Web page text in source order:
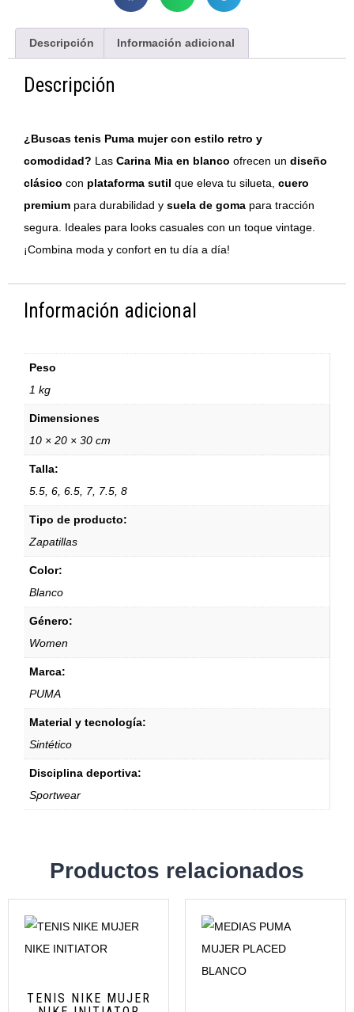
Descripción Información adicional
Descripción
¿Buscas tenis Puma mujer con estilo retro y
comodidad? Las Carina Mia en blanco ofrecen un diseño
clásico con plataforma sutil que eleva tu silueta, cuero
premium para durabilidad y suela de goma para tracción
segura. Ideales para looks casuales con un toque vintage.
¡Combina moda y confort en tu día a día!
Información adicional
Peso
1 kg
Dimensiones
10 × 20 × 30 cm
Talla:
5.5, 6, 6.5, 7, 7.5, 8
Tipo de producto:
Zapatillas
Color:
Blanco
Género:
Women
Marca:
PUMA
Material y tecnología:
Sintético
Disciplina deportiva:
Sportwear
Productos relacionados
TENIS NIKE MUJER